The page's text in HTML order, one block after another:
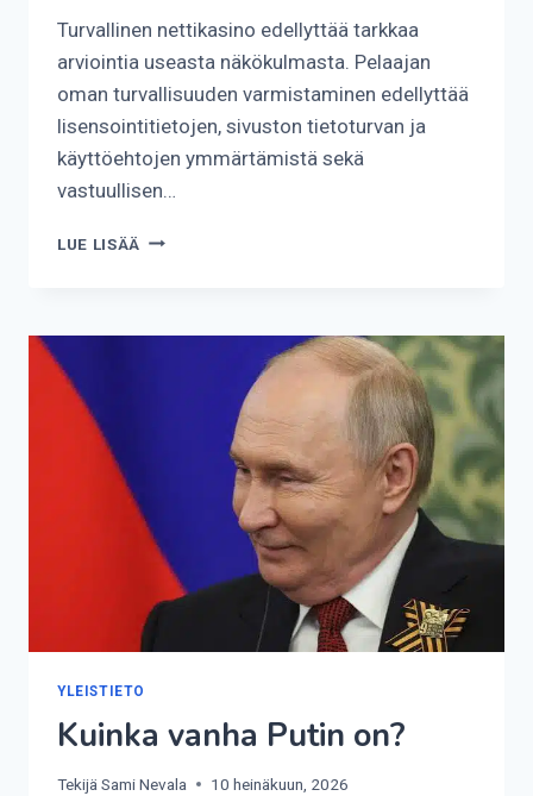
Turvallinen nettikasino edellyttää tarkkaa
arviointia useasta näkökulmasta. Pelaajan
oman turvallisuuden varmistaminen edellyttää
lisensointitietojen, sivuston tietoturvan ja
käyttöehtojen ymmärtämistä sekä
vastuullisen…
LUE LISÄÄ VAIHEET
YLEISTIETO
Kuinka vanha Putin on?
Tekijä Sami Nevala 10 heinäkuun, 2026